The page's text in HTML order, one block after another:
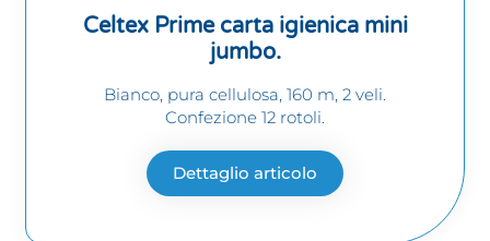
Celtex Prime carta igienica mini
jumbo.
Bianco, pura cellulosa, 160 m, 2 veli.
Confezione 12 rotoli.
Dettaglio articolo